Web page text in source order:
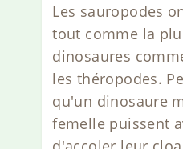
Les sauropodes
tout comme la
dinosaures
les théropodes.
qu'un dinosaure
femelle puissent